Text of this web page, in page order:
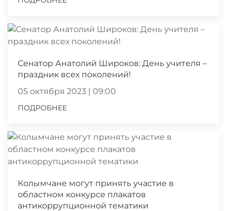
Сенатор Анатолий Широков: День учителя –
праздник всех поколений!
05 октября 2023 | 09:00
ПОДРОБНЕЕ
Колымчане могут принять участие в
областном конкурсе плакатов
антикоррупционной тематики